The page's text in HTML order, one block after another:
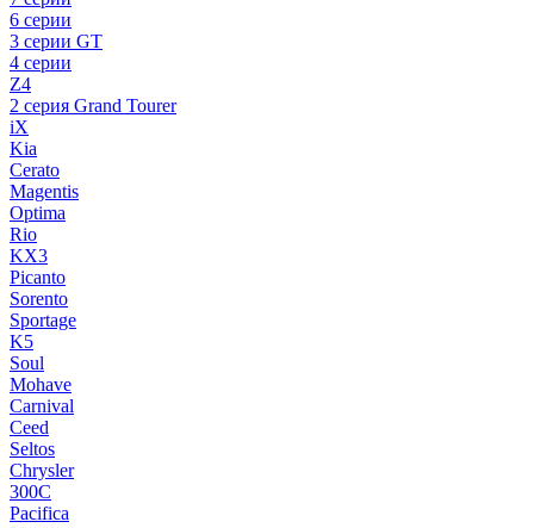
6 серии
3 серии GT
4 серии
Z4
2 серия Grand Tourer
iX
Kia
Cerato
Magentis
Optima
Rio
KX3
Picanto
Sorento
Sportage
K5
Soul
Mohave
Carnival
Ceed
Seltos
Chrysler
300C
Pacifica